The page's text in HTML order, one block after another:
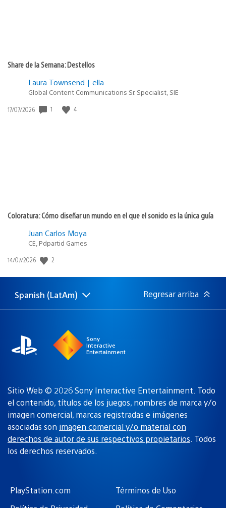
Share de la Semana: Destellos
Laura Townsend | ella
Global Content Communications Sr. Specialist, SIE
Fecha
17/07/2026 1 4
Coloratura: Cómo diseñar un mundo en el que el sonido es la única guía
Juan Carlos Moya
CE, Pdpartid Games
Fecha
publicación:
14/07/2026 2
Elige
una
Región
actual:
Spanish (LatAm) Regresar arriba
Sony
Interactive
Entertainment
Sitio Web © 2026 Sony Interactive Entertainment. Todo
el contenido, títulos de los juegos, nombres de marca y/o
imagen comercial, marcas registradas e imágenes
asociadas son imagen comercial y/o material con
derechos de autor de sus respectivos propietarios. Todos
los derechos reservados.
PlayStation.com
Términos de Uso